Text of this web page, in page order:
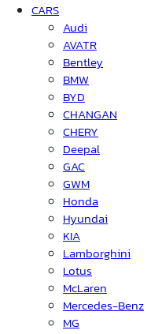
CARS
Audi
AVATR
Bentley
BMW
BYD
CHANGAN
CHERY
Deepal
GAC
GWM
Honda
Hyundai
KIA
Lamborghini
Lotus
McLaren
Mercedes-Benz
MG